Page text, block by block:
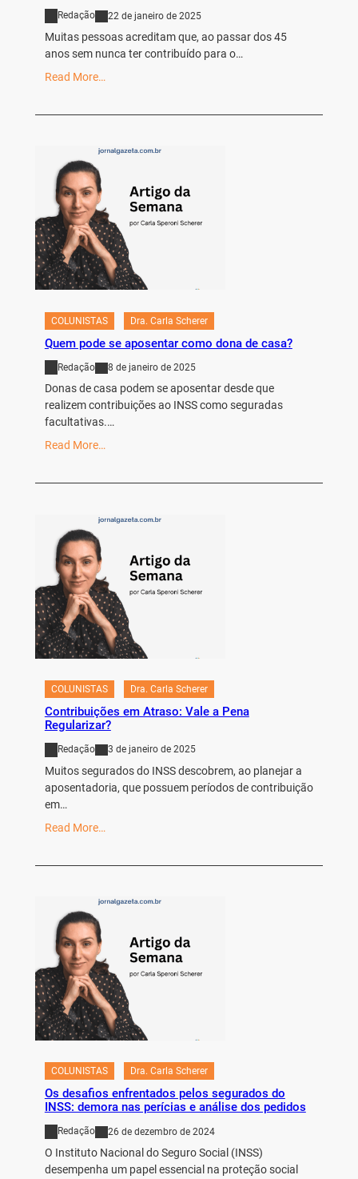
Redação 22 de janeiro de 2025
Muitas pessoas acreditam que, ao passar dos 45
anos sem nunca ter contribuído para o…
Read More…
COLUNISTAS Dra. Carla Scherer
Quem pode se aposentar como dona de casa?
Redação 8 de janeiro de 2025
Donas de casa podem se aposentar desde que
realizem contribuições ao INSS como seguradas
facultativas.…
Read More…
COLUNISTAS Dra. Carla Scherer
Contribuições em Atraso: Vale a Pena
Regularizar?
Redação 3 de janeiro de 2025
Muitos segurados do INSS descobrem, ao planejar a
aposentadoria, que possuem períodos de contribuição
em…
Read More…
COLUNISTAS Dra. Carla Scherer
Os desafios enfrentados pelos segurados do
INSS: demora nas perícias e análise dos pedidos
Redação 26 de dezembro de 2024
O Instituto Nacional do Seguro Social (INSS)
desempenha um papel essencial na proteção social